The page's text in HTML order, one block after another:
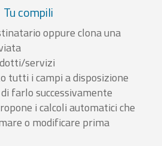
Tu compili
oppure clona una
servizi
tutti i campi a disposizione
farlo successivamente
i calcoli automatici che
o modificare prima